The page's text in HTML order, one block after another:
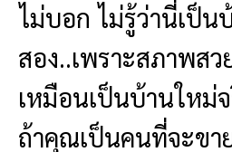
ไม่บอก ไม่รู้ว่านี่เป็น
สอง..เพราะสภาพส
เหมือนเป็นบ้านใหม่
ถ้าคุณเป็นคนที่จะขา